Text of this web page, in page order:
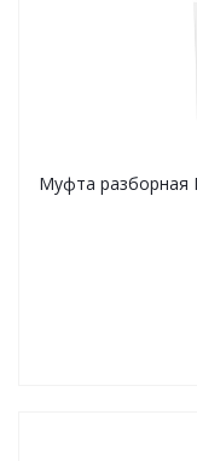
Муфта разборная